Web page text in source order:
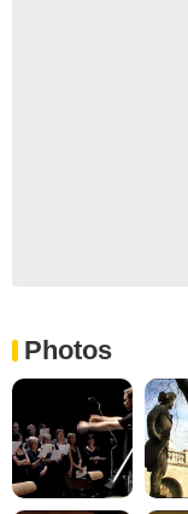
Photos